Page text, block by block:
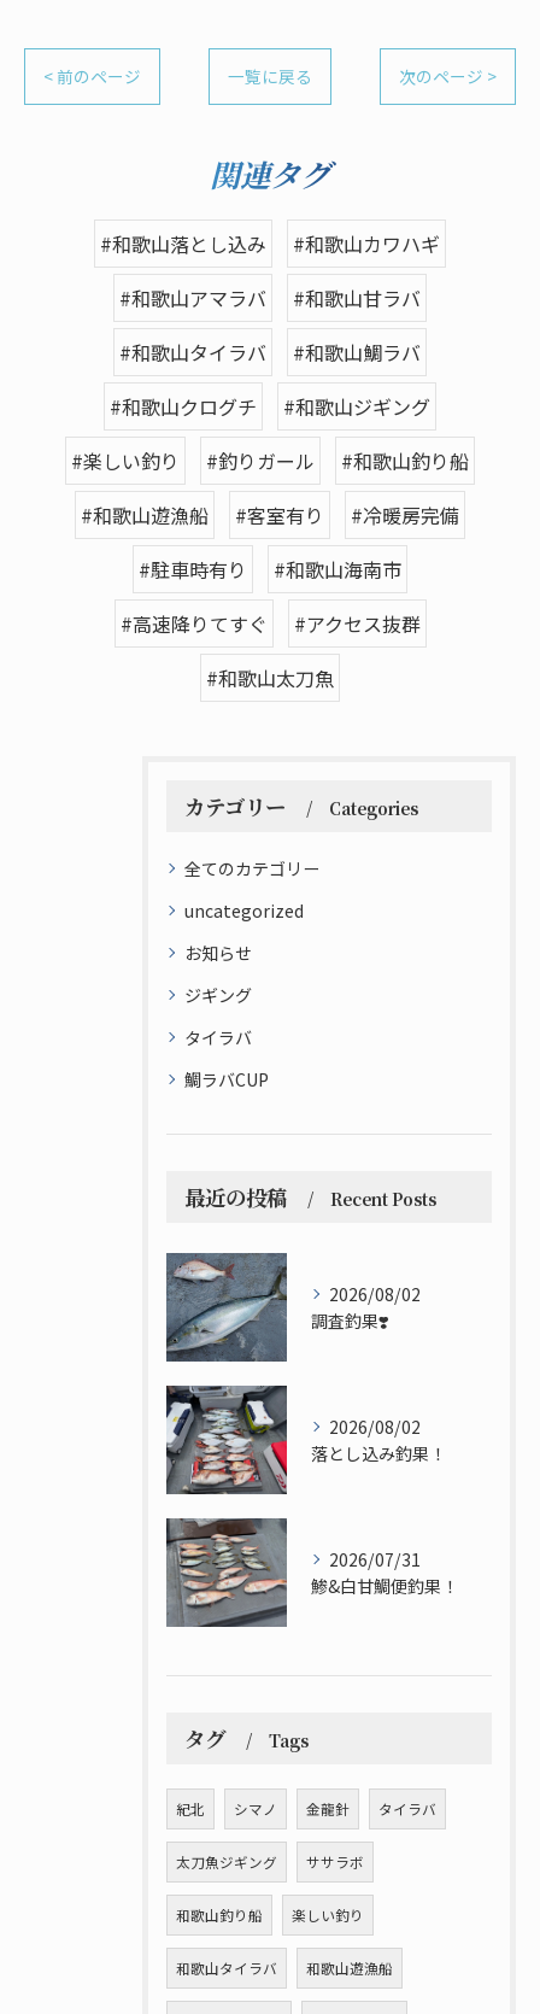
< 前のページ 一覧に戻る 次のページ >
関連タグ
#和歌山落とし込み
#和歌山カワハギ
#和歌山アマラバ
#和歌山甘ラバ
#和歌山タイラバ
#和歌山鯛ラバ
#和歌山クログチ
#和歌山ジギング
#楽しい釣り
#釣りガール
#和歌山釣り船
#和歌山遊漁船
#客室有り
#冷暖房完備
#駐車時有り
#和歌山海南市
#高速降りてすぐ
#アクセス抜群
#和歌山太刀魚
カテゴリー Categories
全てのカテゴリー
uncategorized
お知らせ
ジギング
タイラバ
鯛ラバCUP
最近の投稿 Recent Posts
2026/08/02
調査釣果❣️
2026/08/02
落とし込み釣果！
2026/07/31
鯵&白甘鯛便釣果！
タグ Tags
紀北 シマノ 金龍針 タイラバ
太刀魚ジギング ササラボ
和歌山釣り船 楽しい釣り
和歌山タイラバ 和歌山遊漁船